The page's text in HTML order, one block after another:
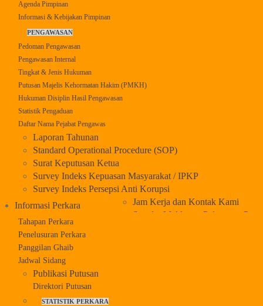
Agenda Pimpinan
Informasi & Kebijakan Pimpinan
PENGAWASAN
Pedoman Pengawasan
Pengawasan Internal
Tingkat & Jenis Hukuman
Putusan Majelis Kehormatan Hakim (PMKH)
Hukuman Disiplin Hasil Pengawasan
Statistik Pengaduan
Daftar Nama Pejabat Pengawas
Laporan Tahunan
Standard Operational Procedure (SOP)
Surat Keputusan Ketua
Survey Indeks Kepuasan Masyarakat / IPKP
Survey Indeks Persepsi Anti Korupsi
Jam Kerja dan Kontak Kami
Standar Maklumat Pelayanan
Informasi Perkara
Tahapan Perkara
Penelusuran Perkara
Panggilan Ghaib
Jadwal Sidang
Publikasi Putusan
Direktori Putusan
STATISTIK PERKARA